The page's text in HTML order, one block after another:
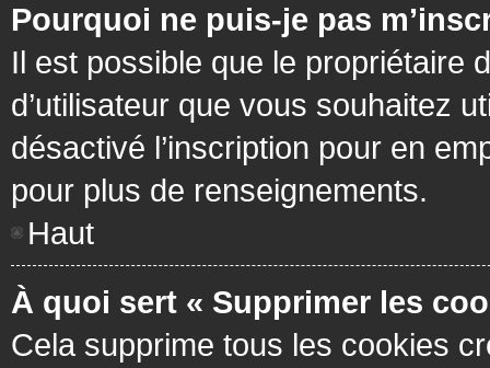
Pourquoi ne puis-je pas
Il est possible que le propriétaire
d’utilisateur que vous souhaitez
désactivé l’inscription pour en
pour plus de renseignements.
Haut
À quoi sert « Supprimer les
Cela supprime tous les cookies